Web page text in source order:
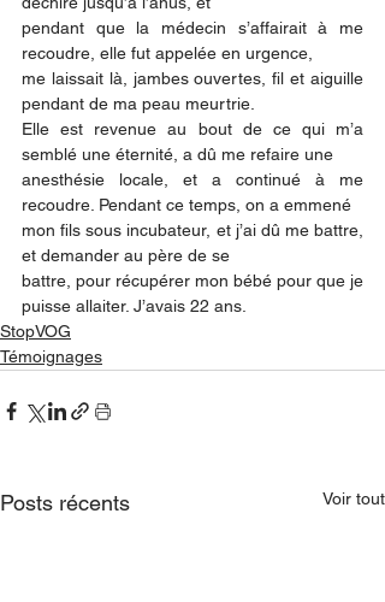
pendant que la médecin s’affairait à me
recoudre, elle fut appelée en urgence,
me laissait là, jambes ouvertes, fil et aiguille
pendant de ma peau meurtrie.
Elle est revenue au bout de ce qui m’a
semblé une éternité, a dû me refaire une
anesthésie locale, et a continué à me
recoudre. Pendant ce temps, on a emmené
mon fils sous incubateur, et j’ai dû me battre,
et demander au père de se
battre, pour récupérer mon bébé pour que je
puisse allaiter. J’avais 22 ans.
StopVOG
Témoignages
Posts récents Voir tout